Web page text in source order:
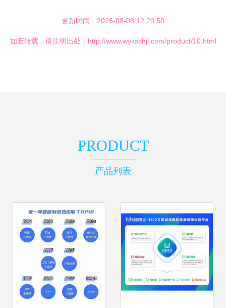
更新时间：2026-08-08 12:29:50
如若转载，请注明出处：http://www.wyksshjl.com/product/10.html
PRODUCT
产品列表